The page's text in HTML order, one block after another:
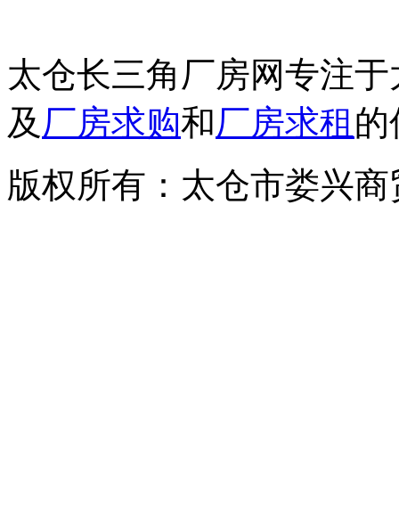
太仓长三角厂房网专注
及 厂房求购和厂房求租 的
版权所有：太仓市娄兴